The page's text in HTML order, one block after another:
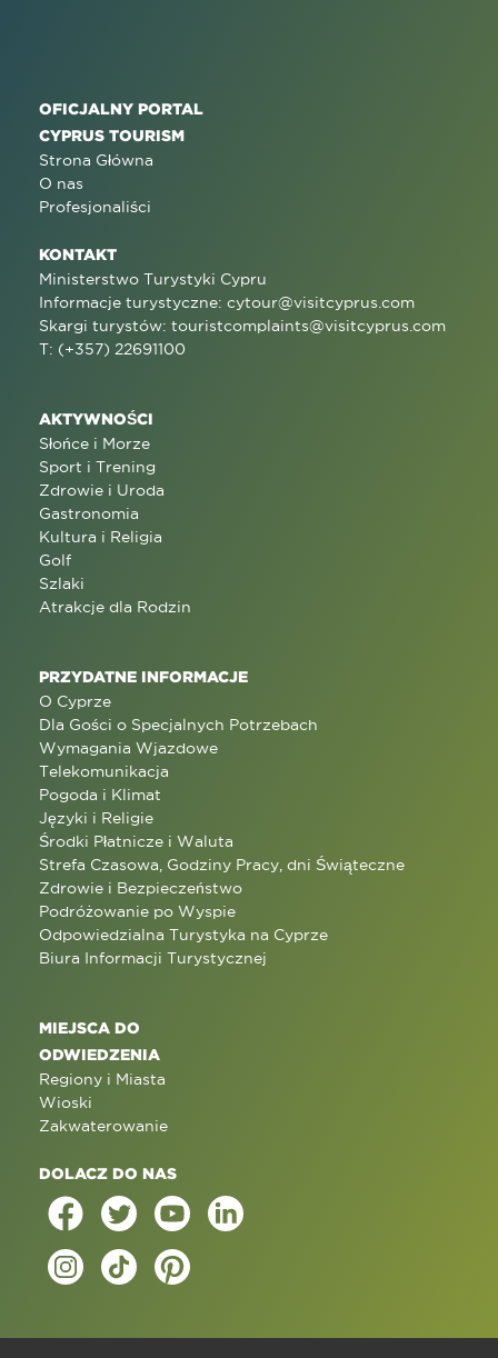
OFICJALNY PORTAL
CYPRUS TOURISM
Strona Główna
O nas
Profesjonaliści
KONTAKT
Ministerstwo Turystyki Cypru
Informacje turystyczne: cytour@visitcyprus.com
Skargi turystów: touristcomplaints@visitcyprus.com
T: (+357) 22691100
AKTYWNOŚCI
Słońce i Morze
Sport i Trening
Zdrowie i Uroda
Gastronomia
Kultura i Religia
Golf
Szlaki
Atrakcje dla Rodzin
PRZYDATNE INFORMACJE
O Cyprze
Dla Gości o Specjalnych Potrzebach
Wymagania Wjazdowe
Telekomunikacja
Pogoda i Klimat
Języki i Religie
Środki Płatnicze i Waluta
Strefa Czasowa, Godziny Pracy, dni Świąteczne
Zdrowie i Bezpieczeństwo
Podróżowanie po Wyspie
Odpowiedzialna Turystyka na Cyprze
Biura Informacji Turystycznej
MIEJSCA DO
ODWIEDZENIA
Regiony i Miasta
Wioski
Zakwaterowanie
DOLACZ DO NAS